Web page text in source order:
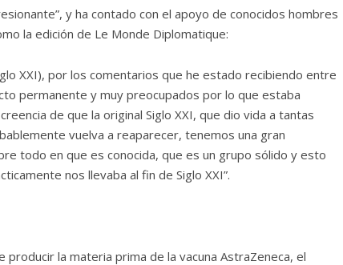
y ha contado con el apoyo de conocidos hombres
la edición de Le Monde Diplomatique:
XXI), por los comentarios que he estado recibiendo entre
permanente y muy preocupados por lo que estaba
de que la original Siglo XXI, que dio vida a tantas
vuelva a reaparecer, tenemos una gran
todo en que es conocida, que es un grupo sólido y esto
nos llevaba al fin de Siglo XXI”.
la materia prima de la vacuna AstraZeneca, el